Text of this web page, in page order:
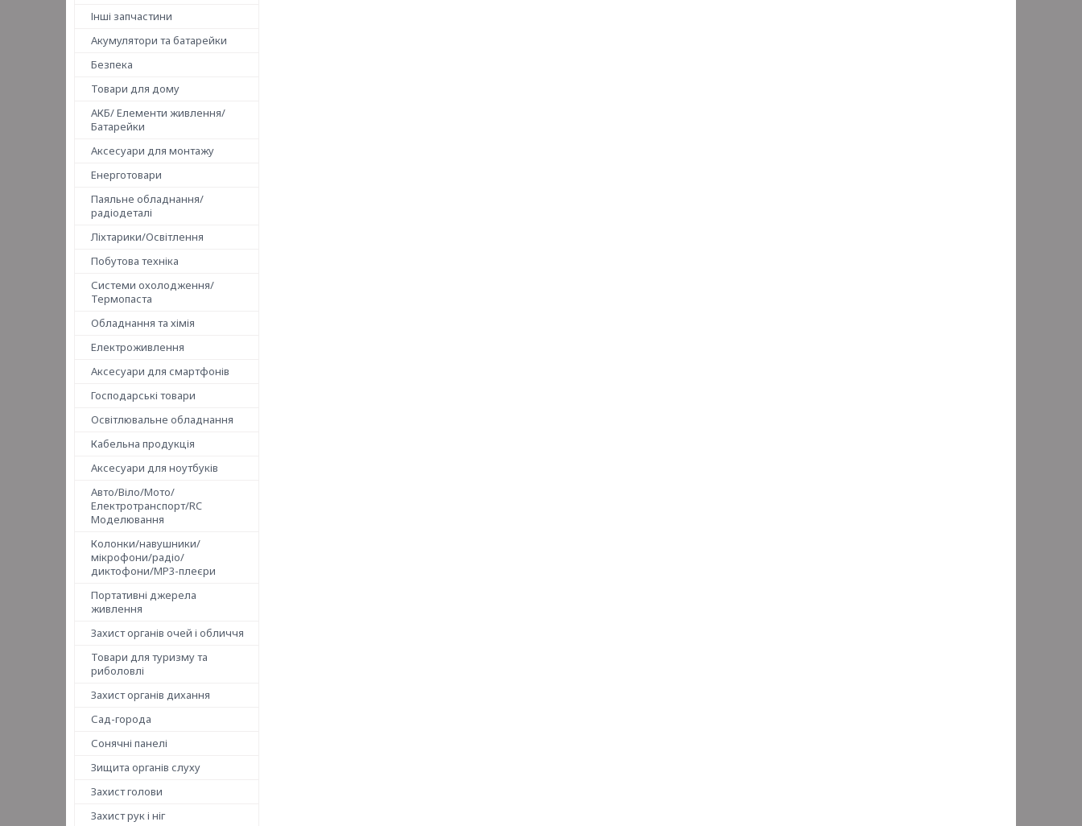
Інші запчастини
Акумулятори та батарейки
Безпека
Товари для дому
АКБ/ Елементи живлення/
Батарейки
Аксесуари для монтажу
Енерготовари
Паяльне обладнання/
радіодеталі
Ліхтарики/Освітлення
Побутова техніка
Системи охолодження/
Термопаста
Обладнання та хімія
Електроживлення
Аксесуари для смартфонів
Господарські товари
Освітлювальне обладнання
Кабельна продукція
Аксесуари для ноутбуків
Авто/Віло/Мото/
Електротранспорт/RC
Моделювання
Колонки/навушники/
мікрофони/радіо/
диктофони/MP3-плеєри
Портативні джерела
живлення
Захист органів очей і обличчя
Товари для туризму та
риболовлі
Захист органів дихання
Сад-города
Сонячні панелі
Зищита органів слуху
Захист голови
Захист рук і ніг